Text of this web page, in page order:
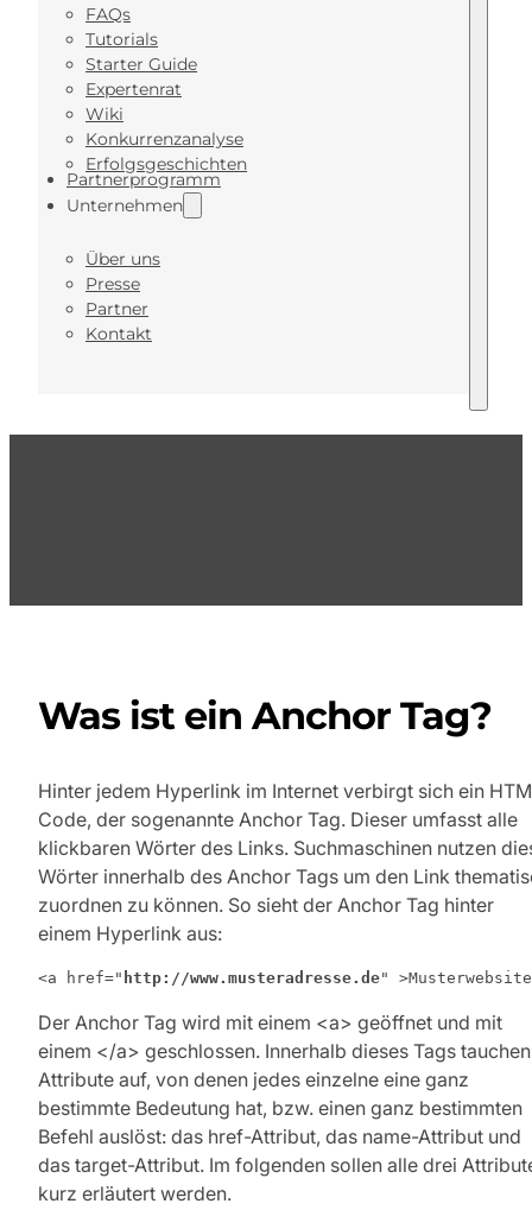
FAQs
Tutorials
Starter Guide
Expertenrat
Wiki
Konkurrenzanalyse
Erfolgsgeschichten
Partnerprogramm
Unternehmen
Über uns
Presse
Partner
Kontakt
Was ist ein Anchor Tag?
Hinter jedem Hyperlink im Internet verbirgt sich ein
Code, der sogenannte Anchor Tag. Dieser umfasst alle
klickbaren Wörter des Links. Suchmaschinen nutzen
Wörter innerhalb des Anchor Tags um den Link
zuordnen zu können. So sieht der Anchor Tag hinter
einem Hyperlink aus:
<a href=" http://www.musteradresse.de"
Der Anchor Tag wird mit einem <a> geöffnet und mit
einem </a> geschlossen. Innerhalb dieses Tags tauchen
Attribute auf, von denen jedes einzelne eine ganz
bestimmte Bedeutung hat, bzw. einen ganz bestimmten
Befehl auslöst: das href-Attribut, das name-Attribut und
das target-Attribut. Im folgenden sollen alle drei
kurz erläutert werden.